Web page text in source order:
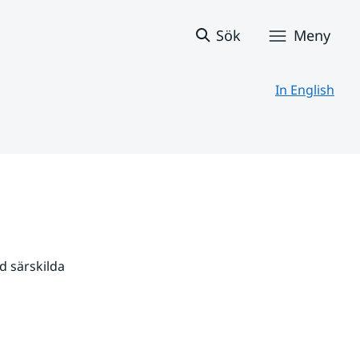
Sök Meny
In English
särskilda